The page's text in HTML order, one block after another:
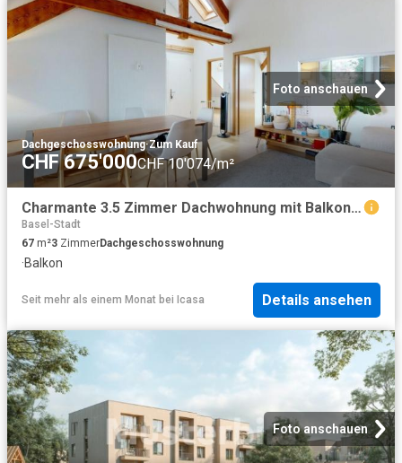
Foto anschauen
Dachgeschosswohnung·Zum Kauf
CHF 675'000CHF 10'074/m²
Charmante 3.5 Zimmer Dachwohnung mit Balkon an ruhiger Lage in Basel
Basel-Stadt
67 m²3 ZimmerDachgeschosswohnung
·Balkon
Seit mehr als einem Monat bei Icasa Details ansehen
Foto anschauen